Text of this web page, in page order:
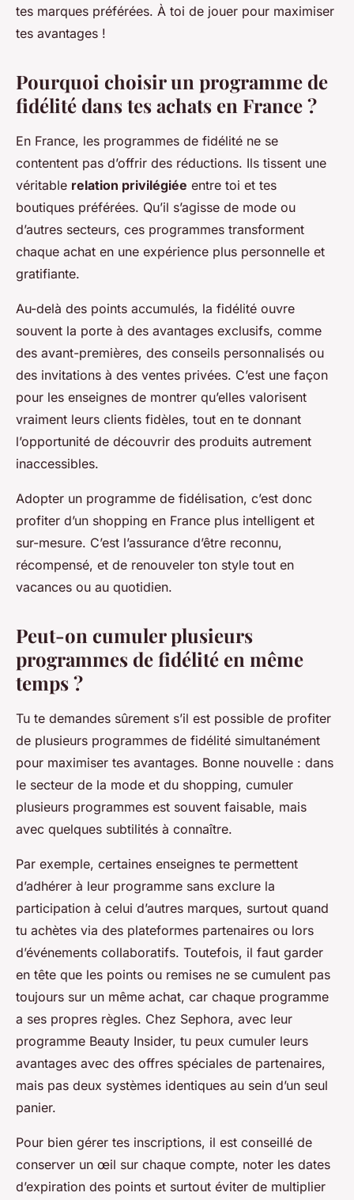
tes marques préférées. À toi de jouer pour maximiser
tes avantages !
Pourquoi choisir un programme de
fidélité dans tes achats en France ?
En France, les programmes de fidélité ne se
contentent pas d’offrir des réductions. Ils tissent une
véritable relation privilégiée entre toi et tes
boutiques préférées. Qu’il s’agisse de mode ou
d’autres secteurs, ces programmes transforment
chaque achat en une expérience plus personnelle et
gratifiante.
Au-delà des points accumulés, la fidélité ouvre
souvent la porte à des avantages exclusifs, comme
des avant-premières, des conseils personnalisés ou
des invitations à des ventes privées. C’est une façon
pour les enseignes de montrer qu’elles valorisent
vraiment leurs clients fidèles, tout en te donnant
l’opportunité de découvrir des produits autrement
inaccessibles.
Adopter un programme de fidélisation, c’est donc
profiter d’un shopping en France plus intelligent et
sur-mesure. C’est l’assurance d’être reconnu,
récompensé, et de renouveler ton style tout en
vacances ou au quotidien.
Peut-on cumuler plusieurs
programmes de fidélité en même
temps ?
Tu te demandes sûrement s’il est possible de profiter
de plusieurs programmes de fidélité simultanément
pour maximiser tes avantages. Bonne nouvelle : dans
le secteur de la mode et du shopping, cumuler
plusieurs programmes est souvent faisable, mais
avec quelques subtilités à connaître.
Par exemple, certaines enseignes te permettent
d’adhérer à leur programme sans exclure la
participation à celui d’autres marques, surtout quand
tu achètes via des plateformes partenaires ou lors
d’événements collaboratifs. Toutefois, il faut garder
en tête que les points ou remises ne se cumulent pas
toujours sur un même achat, car chaque programme
a ses propres règles. Chez Sephora, avec leur
programme Beauty Insider, tu peux cumuler leurs
avantages avec des offres spéciales de partenaires,
mais pas deux systèmes identiques au sein d’un seul
panier.
Pour bien gérer tes inscriptions, il est conseillé de
conserver un œil sur chaque compte, noter les dates
d’expiration des points et surtout éviter de multiplier